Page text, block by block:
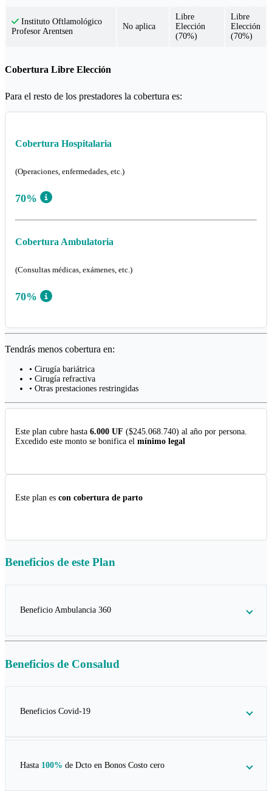
Instituto Oftlamológico
Profesor Arentsen
No aplica
Libre
Elección
(70%)
Libre
Elección
(70%)
Cobertura Libre Elección
Para el resto de los prestadores la cobertura es:
Cobertura Hospitalaria
(Operaciones, enfermedades, etc.)
70%
Cobertura Ambulatoria
(Consultas médicas, exámenes, etc.)
70%
Tendrás menos cobertura en:
• Cirugía bariátrica
• Cirugía refractiva
• Otras prestaciones restringidas
Este plan cubre hasta 6.000 UF ($245.068.740) al año por persona.
Excedido este monto se bonifica el mínimo legal
Este plan es con cobertura de parto
Beneficios de este Plan
Beneficio Ambulancia 360
Beneficios de Consalud
Beneficios Covid-19
Hasta 100% de Dcto en Bonos Costo cero